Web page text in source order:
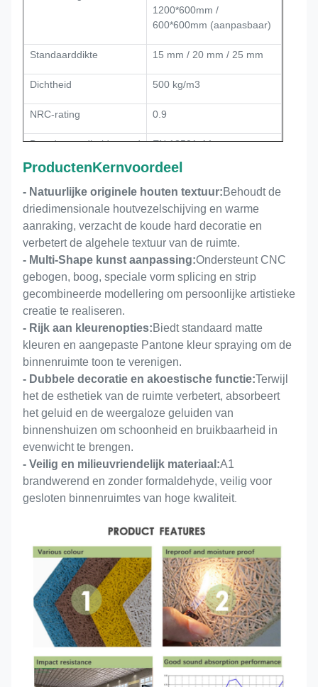
1200*600mm /
600*600mm (aanpasbaar)
Standaarddikte 15 mm / 20 mm / 25 mm
Dichtheid 500 kg/m3
NRC-rating 0.9
Brandwerendheidsgraad EN 13501-A1
Milieuniveau
E1-klasse, vrij van
formaldehyde
Kernfunctie
Hoog-efficiënte
geluidsabsorptie en
ruimtelijke decoratie
Kernfunctie
Geluidsabsorptie en
interieurversiering
Certificaat
CE,FSC,EN 13501-1
B,ASTM E84 klasse A,
ProductenKernvoordeel
- Natuurlijke originele houten textuur:Behoudt de
driedimensionale houtvezelschijving en warme
aanraking, verzacht de koude hard decoratie en
verbetert de algehele textuur van de ruimte.
- Multi-Shape kunst aanpassing:Ondersteunt CNC
gebogen, boog, speciale vorm splicing en strip
gecombineerde modellering om persoonlijke artistieke
creatie te realiseren.
- Rijk aan kleurenopties:Biedt standaard matte
kleuren en aangepaste Pantone kleur spraying om de
binnenruimte toon te verenigen.
- Dubbele decoratie en akoestische functie:Terwijl
het de esthetiek van de ruimte verbetert, absorbeert
het geluid en de weergaloze geluiden van
binnenshuizen om schoonheid en bruikbaarheid in
evenwicht te brengen.
- Veilig en milieuvriendelijk materiaal:A1
brandwerend en zonder formaldehyde, veilig voor
gesloten binnenruimtes van hoge kwaliteit.